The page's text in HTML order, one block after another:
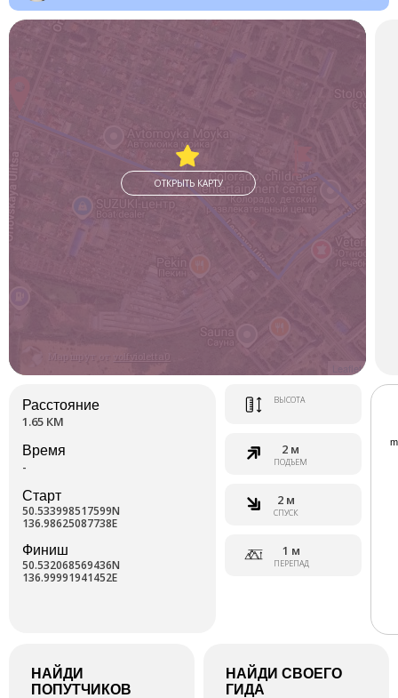
по всей видимости, типовой проект для детского дома на 120
мест. Строился он в 1953-1955 гг. Затяжной период
дом на 120 мест со всеми подсобными сооружениями: баней,
дома заканчивается строительство 8-квартирного дома с
водоснабжением и другими удобствами». В вышеупомянутом
8-квартирном доме сегодня располагается офис УК
«Амурлифт», а детский дом №1 покинул своё старое здание
в 1995 г., переехав на ул. Гамарника. 11 сентября 1996 г.
здание было продано ООО ПКО «Румакс» на торгах Фондом
имущества г. Комсомольска-на-Амуре. Впоследствии данное
В настоящее время строение реконструируют.
volfvioletta0
Leaflet
ОТКРЫТЬ КАРТУ
Расстояние
1.65 КМ
Время
-
Старт
50.533998517599N
136.98625087738E
Финиш
50.532068569436N
136.99991941452E
ВЫСОТА
2 м
ПОДЪЕМ
2 м
СПУСК
1 м
ПЕРЕПАД
m
НАЙДИ
ПОПУТЧИКОВ
НАЙДИ СВОЕГО
ГИДА